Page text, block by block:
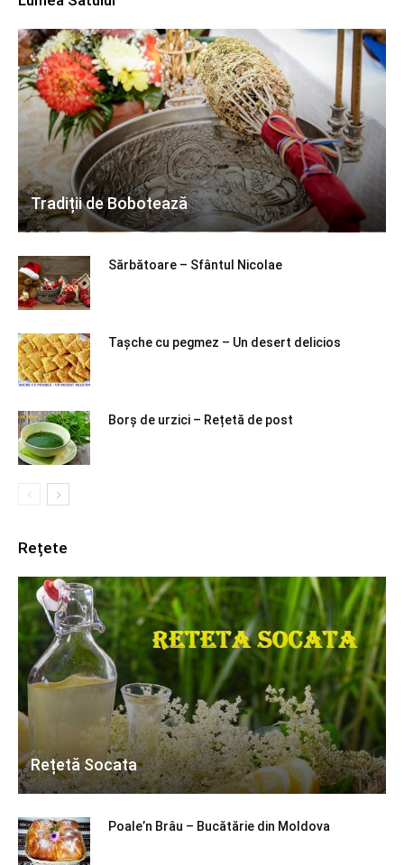
Tradiții de Bobotează
Sărbătoare – Sfântul Nicolae
Tașche cu pegmez – Un desert delicios
Borș de urzici – Rețetă de post
Rețete
Rețetă Socata
Poale’n Brâu – Bucătărie din Moldova